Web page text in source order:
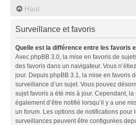
Haut
Surveillance et favoris
Quelle est la différence entre les favoris
Avec phpBB 3.0, la mise en favoris de
des favoris dans un navigateur. Vous
jour. Depuis phpBB 3.1, la mise en favoris
surveillance d’un sujet. Vous pouvez
sujet favoris a été mis à jour. Cependant,
également d’être notifié lorsqu’il y a une
un forum. Les options de notifications pour
surveillances peuvent être configurées